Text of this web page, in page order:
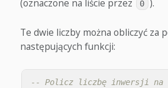
(oznaczone na liście przez 0 ).
Te dwie liczby można obliczyć za
następujących funkcji:
-- Policz liczbę inwersji na